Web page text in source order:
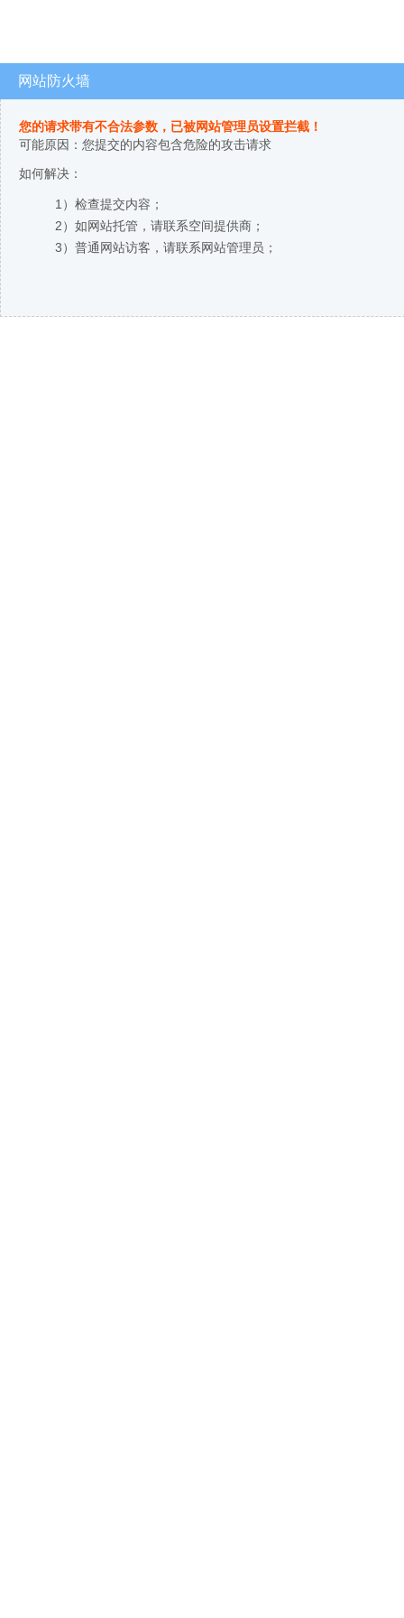
网站防火墙
您的请求带有不合法参数，已被网站管理员设置拦截！
可能原因：您提交的内容包含危险的攻击请求
如何解决：
1）检查提交内容；
2）如网站托管，请联系空间提供商；
3）普通网站访客，请联系网站管理员；